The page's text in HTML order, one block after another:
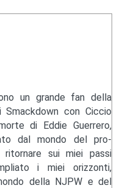
un grande fan della
con Ciccio
di Eddie Guerrero,
dal mondo del pro-
sui miei passi
i miei orizzonti,
della NJPW e del